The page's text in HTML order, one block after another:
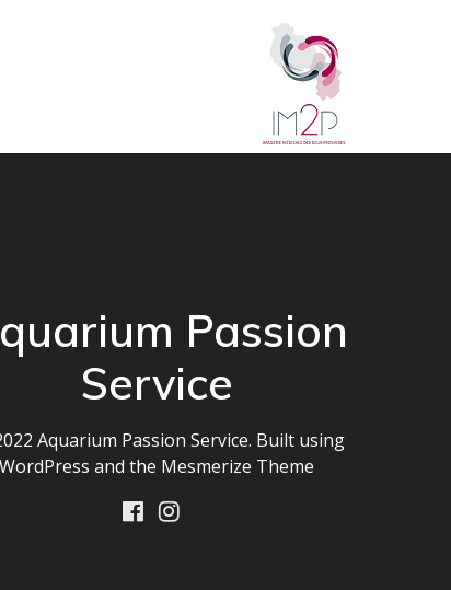
Passion
Service
Aquarium Passion Service. Built using
WordPress and the Mesmerize Theme